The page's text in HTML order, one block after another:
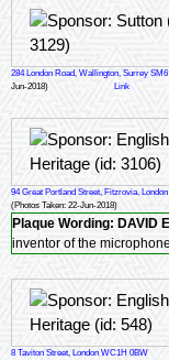
284 London Road, Wallington, Surrey
Jun-2018)
Link
94 Great Portland Street, Fitzrovia,
(Photos Taken: 22-Jun-2018)
Plaque Wording: DAVID
inventor of the
8 Taviton Street, London WC1H 0BW